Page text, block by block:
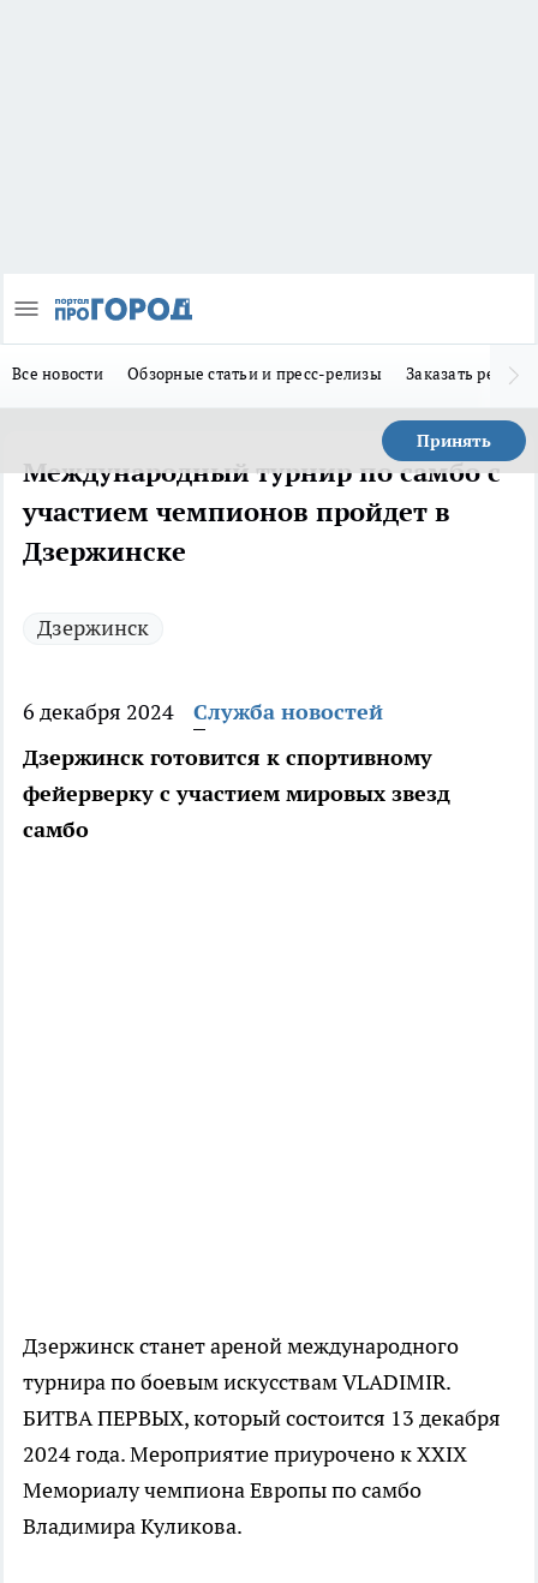
Все новости Обзорные статьи и пресс-релизы Заказать
Принять
Международный турнир по самбо с
участием чемпионов пройдет в
Дзержинске
Дзержинск
6 декабря 2024
Служба новостей
Дзержинск готовится к спортивному
фейерверку с участием мировых звезд
самбо
Дзержинск станет ареной международного
турнира по боевым искусствам VLADIMIR.
БИТВА ПЕРВЫХ, который состоится 13 декабря
2024 года. Мероприятие приурочено к XXIX
Мемориалу чемпиона Европы по самбо
Владимира Куликова.